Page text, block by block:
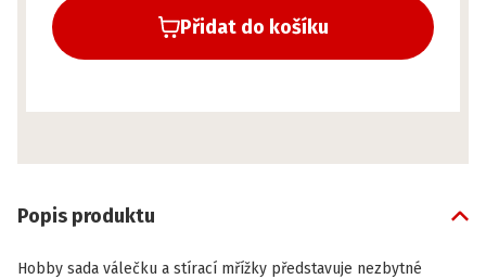
Přidat do košíku
Popis produktu
Hobby sada válečku a stírací mřížky představuje nezbytné